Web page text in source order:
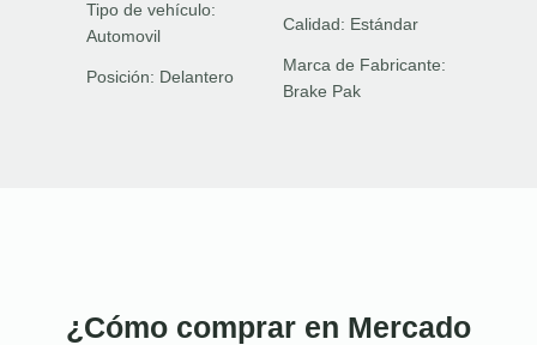
Tipo de vehículo:
Automovil
Posición: Delantero
Calidad: Estándar
Marca de Fabricante:
Brake Pak
¿Cómo comprar en Mercado